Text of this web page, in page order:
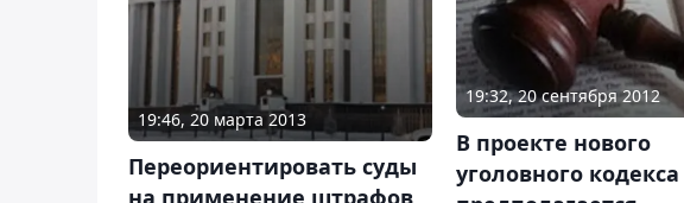
19:46, 20 марта 2013
Переориентировать суды
на применение штрафов
19:32, 20 сентября 2012
В проекте нового
уголовного